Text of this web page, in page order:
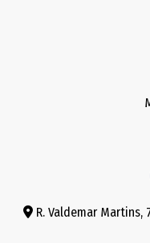
R. Valdemar Martins,